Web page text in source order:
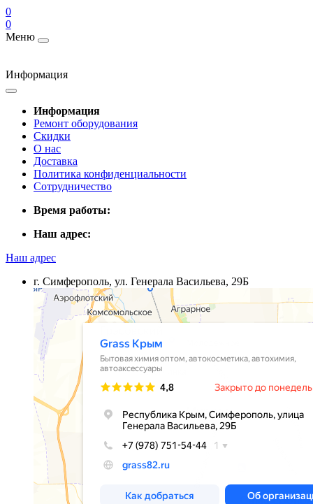
0
0
Меню
Информация
Информация
Ремонт оборудования
Скидки
О нас
Доставка
Политика конфиденциальности
Сотрудничество
Время работы:
Наш адрес:
Наш адрес
г. Симферополь, ул. Генерала Васильева, 29Б